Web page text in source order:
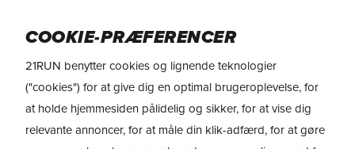
content
REVIEW
On (LightSpray) Cloudboom
Strike 2
COOKIE-PRÆFERENCER
21RUN benytter cookies og lignende teknologier
("cookies") for at give dig en optimal brugeroplevelse, for
at holde hjemmesiden pålidelig og sikker, for at vise dig
relevante annoncer, for at måle din klik-adfærd, for at gøre